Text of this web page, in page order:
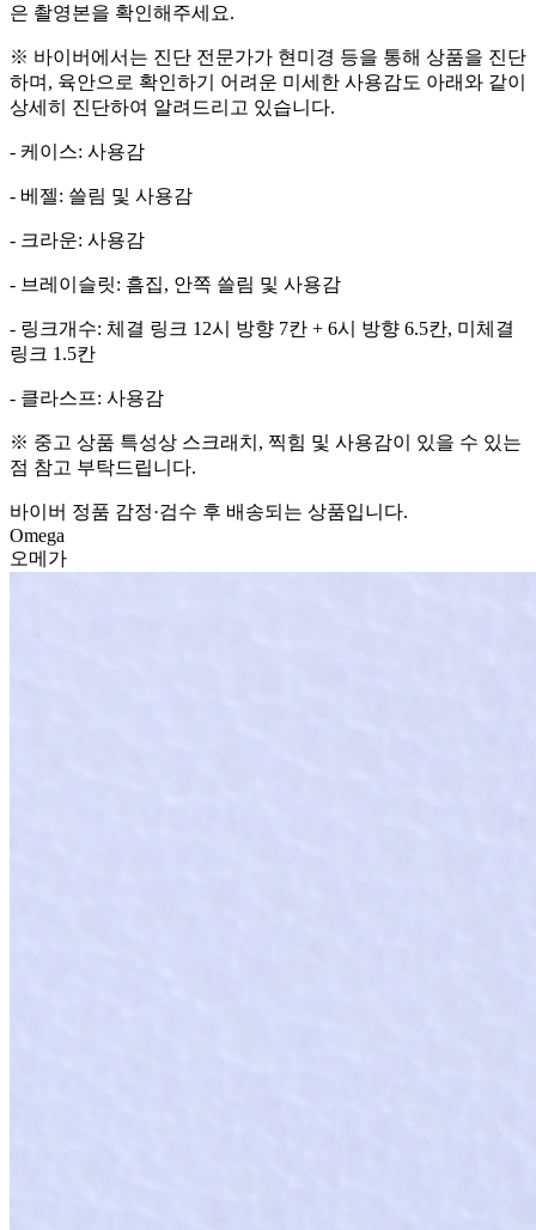
은 촬영본을 확인해주세요.
※ 바이버에서는 진단 전문가가 현미경 등을 통해 상품을 진단
하며, 육안으로 확인하기 어려운 미세한 사용감도 아래와 같이
상세히 진단하여 알려드리고 있습니다.
- 케이스: 사용감
- 베젤: 쓸림 및 사용감
- 크라운: 사용감
- 브레이슬릿: 흠집, 안쪽 쓸림 및 사용감
- 링크개수: 체결 링크 12시 방향 7칸 + 6시 방향 6.5칸, 미체결
링크 1.5칸
- 클라스프: 사용감
※ 중고 상품 특성상 스크래치, 찍힘 및 사용감이 있을 수 있는
점 참고 부탁드립니다.
바이버 정품 감정·검수 후 배송되는 상품입니다.
Omega
오메가